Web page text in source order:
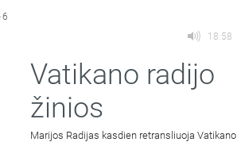
6
18:58
Vatikano radijo
žinios
Marijos Radijas kasdien retransliuoja Vatikano